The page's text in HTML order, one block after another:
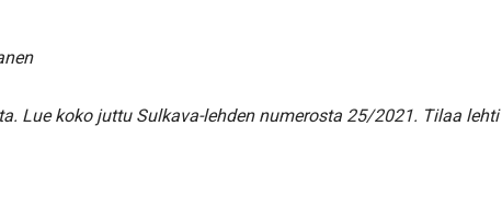
Lue koko juttu Sulkava-lehden numerosta 25/2021. Tilaa lehti